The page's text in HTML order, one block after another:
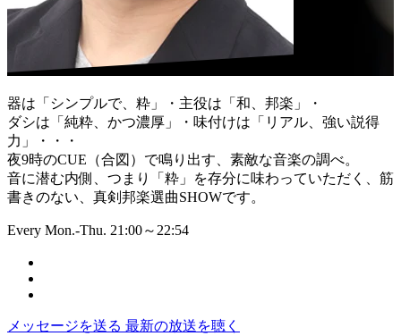
器は「シンプルで、粋」・主役は「和、邦楽」・
ダシは「純粋、かつ濃厚」・味付けは「リアル、強い説得
力」・・・
夜9時のCUE（合図）で鳴り出す、素敵な音楽の調べ。
音に潜む内側、つまり「粋」を存分に味わっていただく、筋
書きのない、真剣邦楽選曲SHOWです。
Every Mon.-Thu. 21:00～22:54
メッセージを送る 最新の放送を聴く